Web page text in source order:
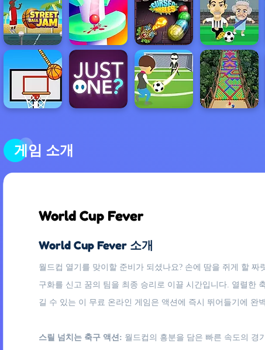
게임 소개
World Cup Fever
World Cup Fever 소개
월드컵 열기를 맞이할 준비가 되셨나요? 손에 땀을 쥐게 할
구화를 신고 꿈의 팀을 최종 승리로 이끌 시간입니다. 열렬한
길 수 있는 이 무료 온라인 게임은 액션에 즉시 뛰어들기에
스릴 넘치는 축구 액션: 월드컵의 흥분을 담은 빠른 속도의 경